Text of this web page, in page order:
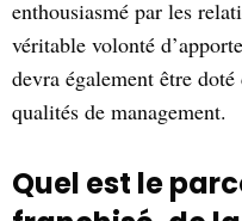
enthousiasmé par les
véritable volonté
devra également être
qualités de management.
Quel est le